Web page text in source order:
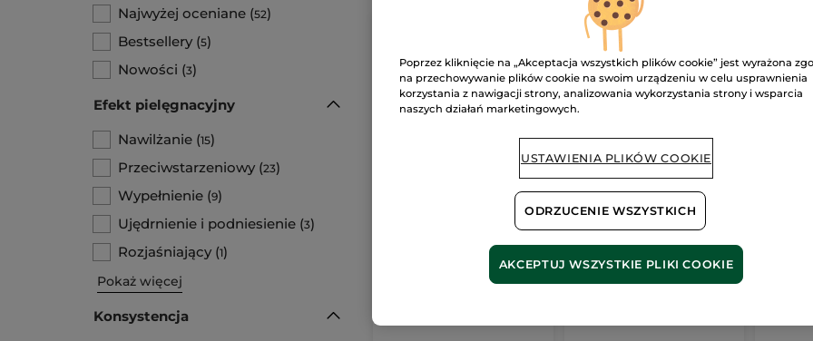
Najwyżej oceniane (52)
Bestsellery (5)
Nowości (3)
Efekt pielęgnacyjny
Nawilżanie (15)
Przeciwstarzeniowy (23)
Wypełnienie (9)
Ujędrnienie i podniesienie (3)
Rozjaśniający (1)
Pokaż więcej
Konsystencja
Punktowy żel przeciw
niedoskonałościom
Przeciwzmarszczkowy
krem regenerujący
na dzień i na noc &
maska na noc
Tubka 30 ml
(1)
Poprzez kliknięcie na „Akceptacja wszystkich plików cookie” jest wyrażona
na przechowywanie plików cookie na swoim urządzeniu w celu usprawnienia
korzystania z nawigacji strony, analizowania wykorzystania strony i wsparcia
naszych działań marketingowych.
USTAWIENIA PLIKÓW COOKIE
ODRZUCENIE WSZYSTKICH
AKCEPTUJ WSZYSTKIE PLIKI COOKIE